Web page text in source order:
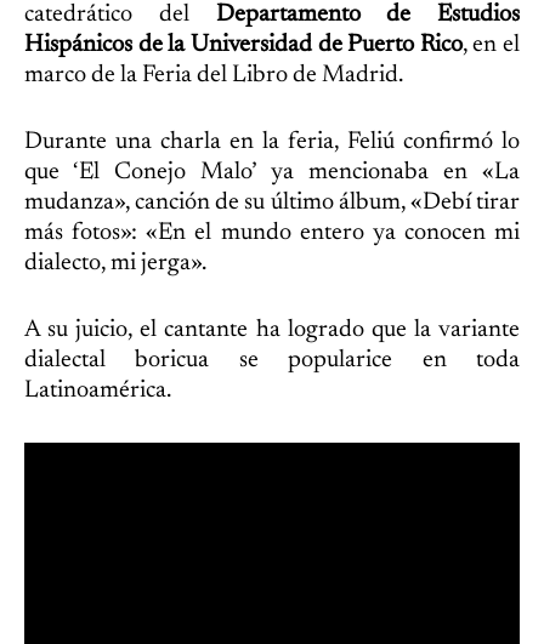
catedrático del Departamento de Estudios
Hispánicos de la Universidad de Puerto Rico, en el
marco de la Feria del Libro de Madrid.
Durante una charla en la feria, Feliú confirmó lo
que ‘El Conejo Malo’ ya mencionaba en «La
mudanza», canción de su último álbum, «Debí tirar
más fotos»: «En el mundo entero ya conocen mi
dialecto, mi jerga».
A su juicio, el cantante ha logrado que la variante
dialectal boricua se popularice en toda
Latinoamérica.